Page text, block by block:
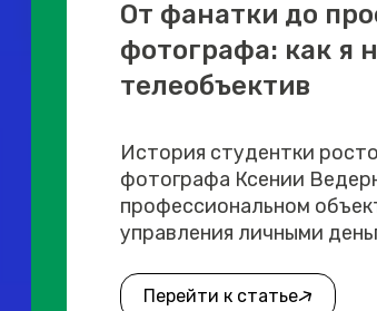
От фанатки до
фотографа: как я
телеобъектив
История студентки
фотографа Ксении
профессиональном
управления личными
Перейти к статье